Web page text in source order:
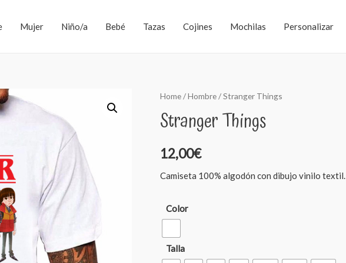
Mujer Niño/a Bebé Tazas Cojines Mochilas Personalizar
Home/Hombre/ Stranger Things
Stranger Things
12,00€
Camiseta 100% algodón con dibujo vinilo textil.
Color
Talla